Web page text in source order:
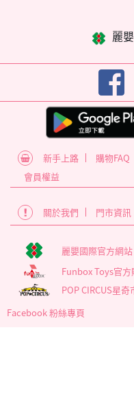
麗
新手上路 購物FAQ
會員權益
關於我們 門市資訊
麗嬰國際官方網站
Funbox Toys官
POP CIRCUS星
Facebook 粉絲專頁